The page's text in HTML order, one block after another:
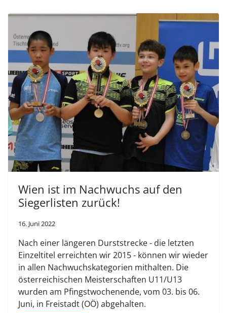
Wien ist im Nachwuchs auf den
Siegerlisten zurück!
16. Juni 2022
Nach einer längeren Durststrecke - die letzten
Einzeltitel erreichten wir 2015 - können wir wieder
in allen Nachwuchskategorien mithalten. Die
österreichischen Meisterschaften U11/U13
wurden am Pfingstwochenende, vom 03. bis 06.
Juni, in Freistadt (OÖ) abgehalten.